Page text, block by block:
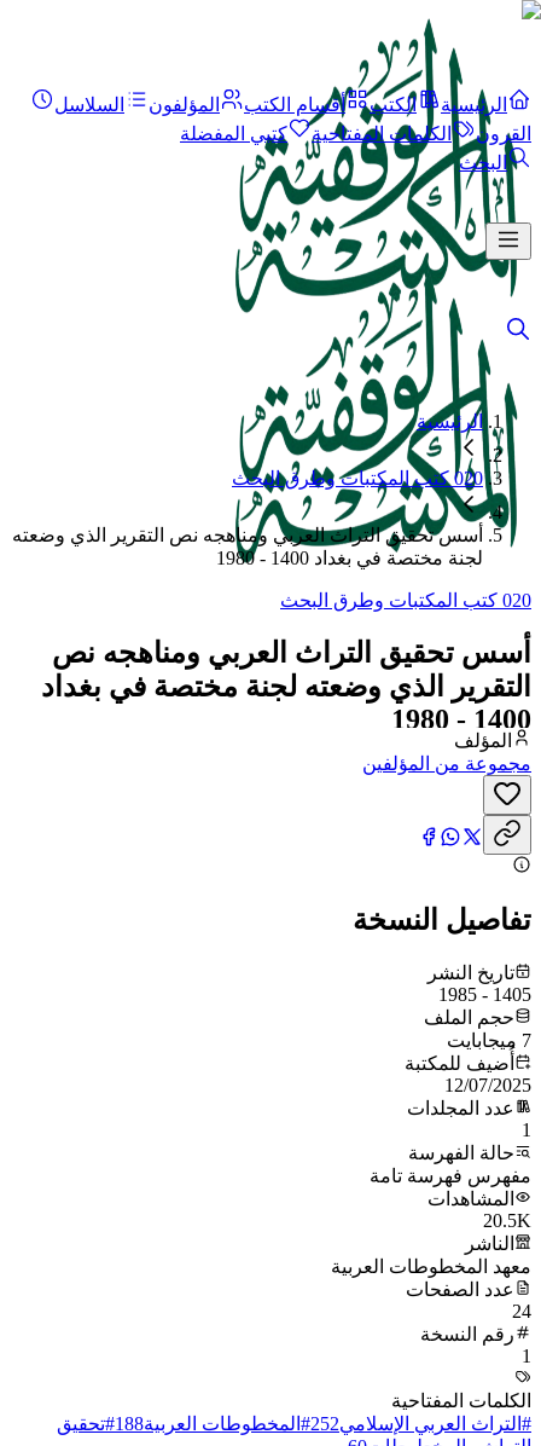
الرئيسية الكتب أقسام الكتب المؤلفون
السلاسل
القرون
الكلمات المفتاحية
كتبي المفضلة
البحث
الرئيسية
020 كتب المكتبات وطرق البحث
أسس تحقيق التراث العربي ومناهجه نص التقرير الذي وضعته
لجنة مختصة في بغداد 1400 - 1980
020 كتب المكتبات وطرق البحث
أسس تحقيق التراث العربي ومناهجه نص
التقرير الذي وضعته لجنة مختصة في بغداد
1400 - 1980
المؤلف
مجموعة من المؤلفين
تفاصيل النسخة
تاريخ النشر
1405 - 1985
حجم الملف
7 ميجابايت
أُضيف للمكتبة
12/07/2025
عدد المجلدات
1
حالة الفهرسة
مفهرس فهرسة تامة
المشاهدات
20.5K
الناشر
معهد المخطوطات العربية
عدد الصفحات
24
رقم النسخة
1
الكلمات المفتاحية
# التراث العربي الإسلامي252
# المخطوطات العربية188
#تحقيق